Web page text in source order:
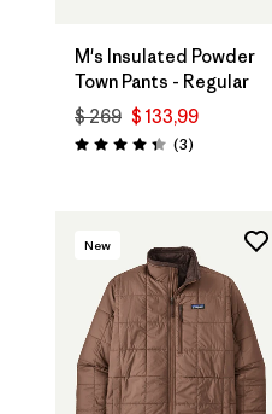
M's Insulated Powder
Town Pants - Regular
$ 269 $ 133,99
Valoración: 4.3 / 5
(3Comentarios
)
New